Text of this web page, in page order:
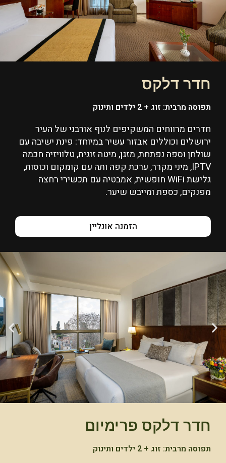
חדר דלקס
תפוסה מרבית: זוג + 2 ילדים ותינוק
חדרים מרווחים המשקיפים לנוף אורבני של העיר
ירושלים וכוללים אבזור עשיר במיוחד: פינת ישיבה עם
שולחן וספה נפתחת, מזגן, מיטה זוגית, טלוויזיה חכמה
IPTV, מיני מקרר, ערכת קפה ותה עם קומקום וכוסות,
גלישת WiFi חופשית, אמבטיה עם תכשירי רחצה
מפנקים, כספת ומייבש שיער.
הזמנה אונליין
חדר דלקס פרימיום
תפוסה מרבית: זוג + 2 ילדים ותינוק